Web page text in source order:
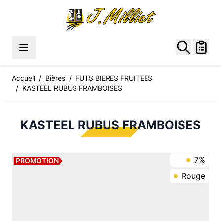
Accueil / Bières / FUTS BIERES FRUITEES
/ KASTEEL RUBUS FRAMBOISES
KASTEEL RUBUS FRAMBOISES
PROMOTION
7%
Rouge